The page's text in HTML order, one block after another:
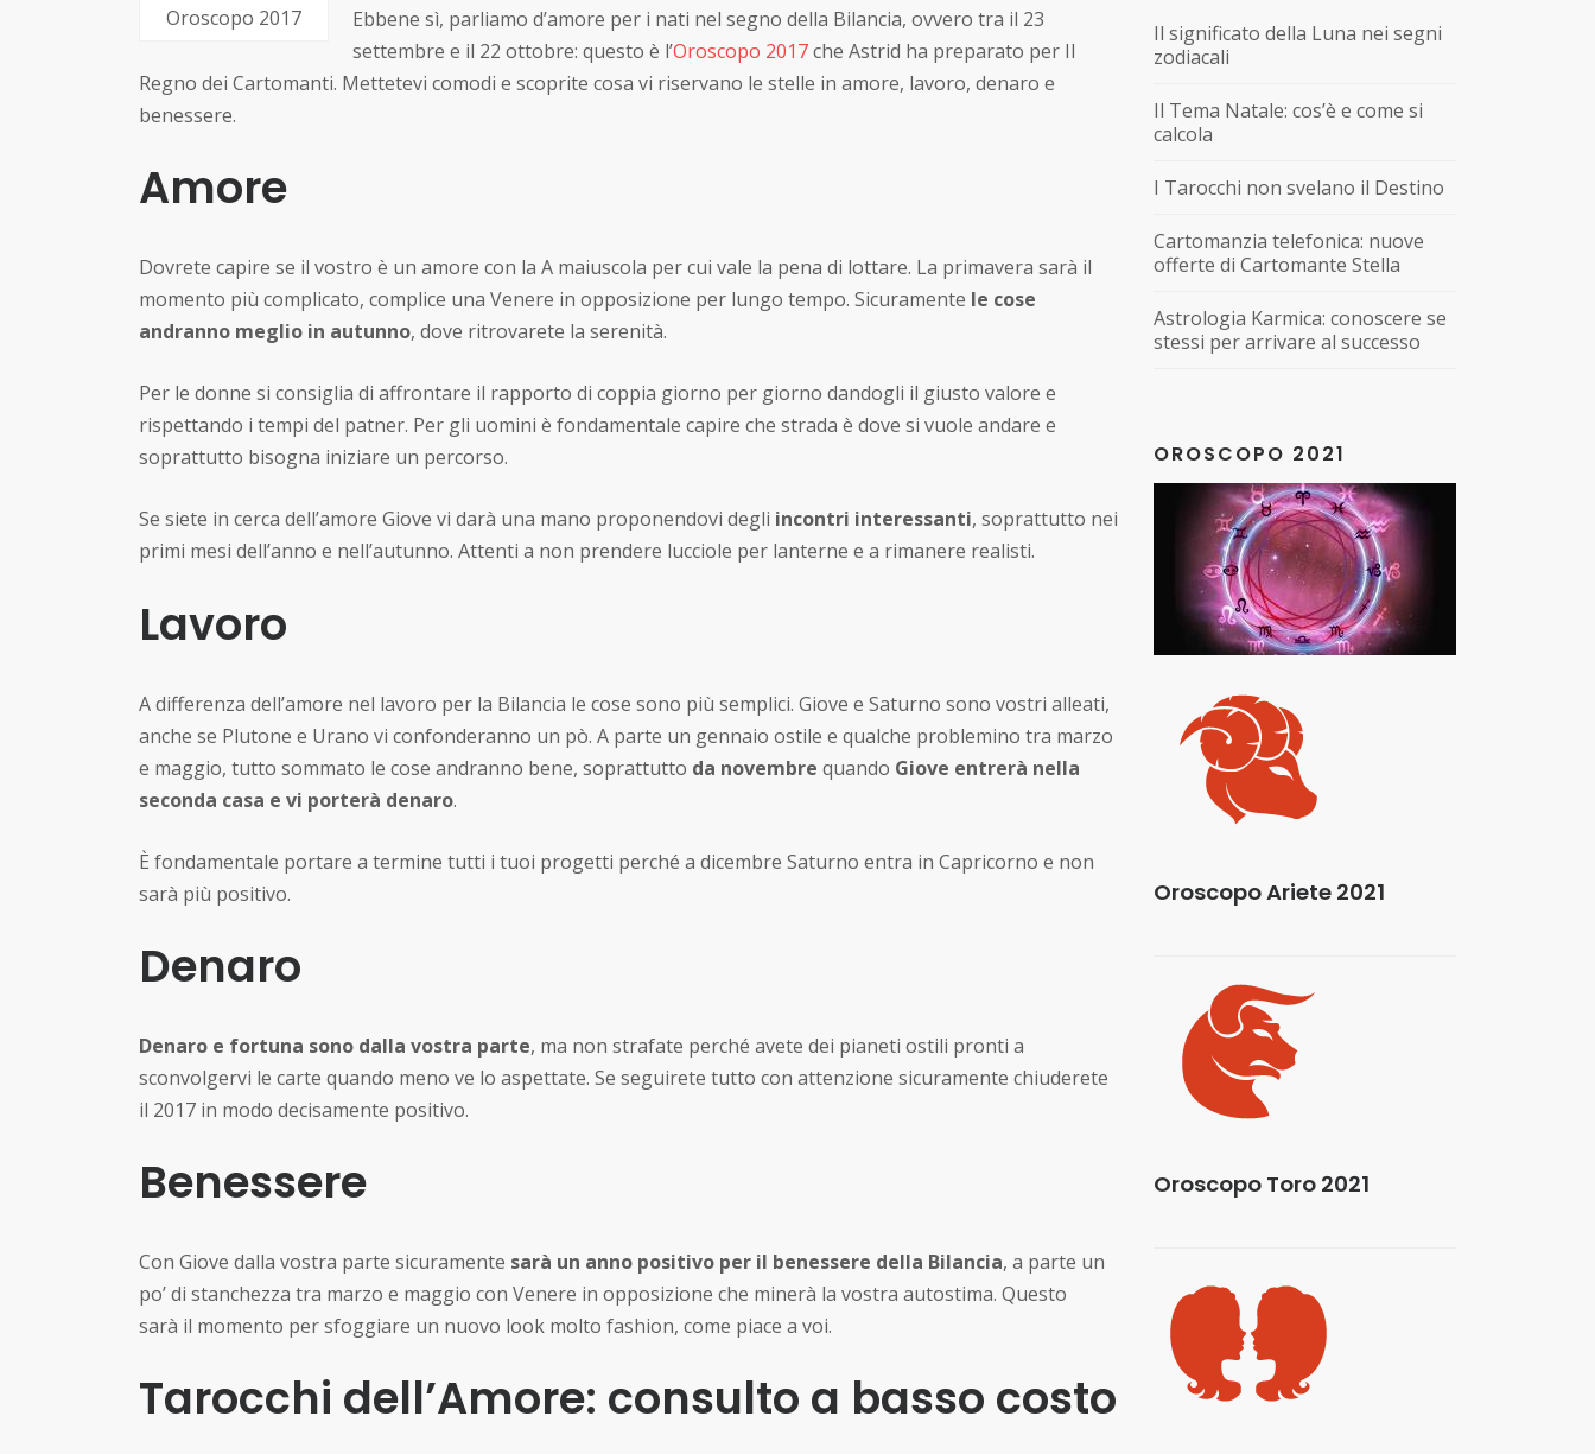
Oroscopo 2017
Ebbene sì, parliamo d’amore per i nati nel segno della Bilancia, ovvero tra il 23
settembre e il 22 ottobre: questo è l’Oroscopo 2017che Astrid ha preparato per Il
Regno dei Cartomanti. Mettetevi comodi e scoprite cosa vi riservano le stelle in amore, lavoro, denaro e
benessere.
Amore
Dovrete capire se il vostro è un amore con la A maiuscola per cui vale la pena di lottare. La primavera sarà il
momento più complicato, complice una Venere in opposizione per lungo tempo. Sicuramente le cose
andranno meglio in autunno, dove ritrovarete la serenità.
Per le donne si consiglia di affrontare il rapporto di coppia giorno per giorno dandogli il giusto valore e
rispettando i tempi del patner. Per gli uomini è fondamentale capire che strada è dove si vuole andare e
soprattutto bisogna iniziare un percorso.
Se siete in cerca dell’amore Giove vi darà una mano proponendovi degli incontri interessanti, soprattutto nei
primi mesi dell’anno e nell’autunno. Attenti a non prendere lucciole per lanterne e a rimanere realisti.
Lavoro
A differenza dell’amore nel lavoro per la Bilancia le cose sono più semplici. Giove e Saturno sono vostri alleati,
anche se Plutone e Urano vi confonderanno un pò. A parte un gennaio ostile e qualche problemino tra marzo
e maggio, tutto sommato le cose andranno bene, soprattutto da novembre quando Giove entrerà nella
seconda casa e vi porterà denaro.
È fondamentale portare a termine tutti i tuoi progetti perché a dicembre Saturno entra in Capricorno e non
sarà più positivo.
Denaro
Denaro e fortuna sono dalla vostra parte, ma non strafate perché avete dei pianeti ostili pronti a
sconvolgervi le carte quando meno ve lo aspettate. Se seguirete tutto con attenzione sicuramente chiuderete
il 2017 in modo decisamente positivo.
Benessere
Con Giove dalla vostra parte sicuramente sarà un anno positivo per il benessere della Bilancia, a parte un
po’ di stanchezza tra marzo e maggio con Venere in opposizione che minerà la vostra autostima. Questo
sarà il momento per sfoggiare un nuovo look molto fashion, come piace a voi.
Tarocchi dell’Amore: consulto a basso costo
Il significato della Luna nei segni
zodiacali
Il Tema Natale: cos’è e come si
calcola
I Tarocchi non svelano il Destino
Cartomanzia telefonica: nuove
offerte di Cartomante Stella
Astrologia Karmica: conoscere se
stessi per arrivare al successo
OROSCOPO 2021
Oroscopo Ariete 2021
Oroscopo Toro 2021